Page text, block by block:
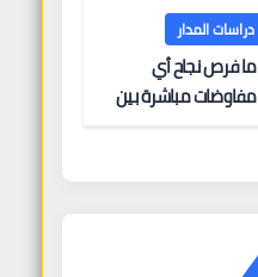
دراسات المدار
ما فرص نجاح أي
مفاوضات مباشرة بين